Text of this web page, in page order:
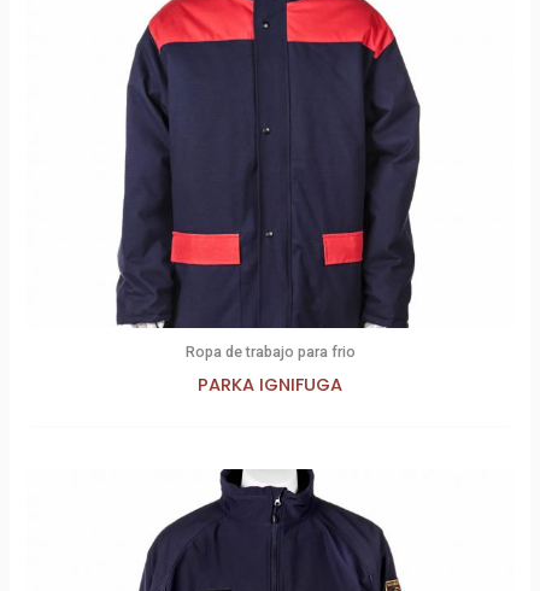
Ropa de trabajo para frio
PARKA IGNIFUGA